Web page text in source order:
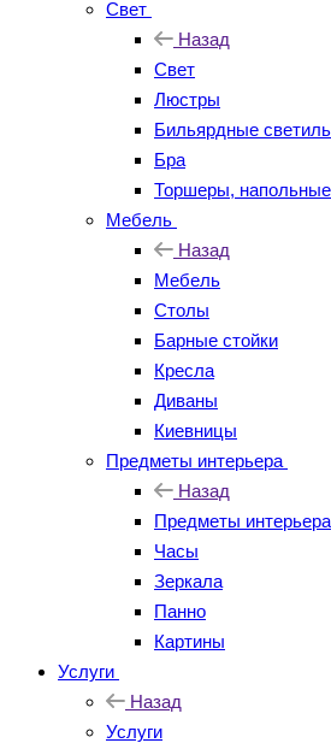
Свет
Назад
Свет
Люстры
Бильярдные
Бра
Торшеры, напольные
Мебель
Назад
Мебель
Столы
Барные стойки
Кресла
Диваны
Киевницы
Предметы интерьера
Назад
Предметы интерьера
Часы
Зеркала
Панно
Картины
Услуги
Назад
Услуги